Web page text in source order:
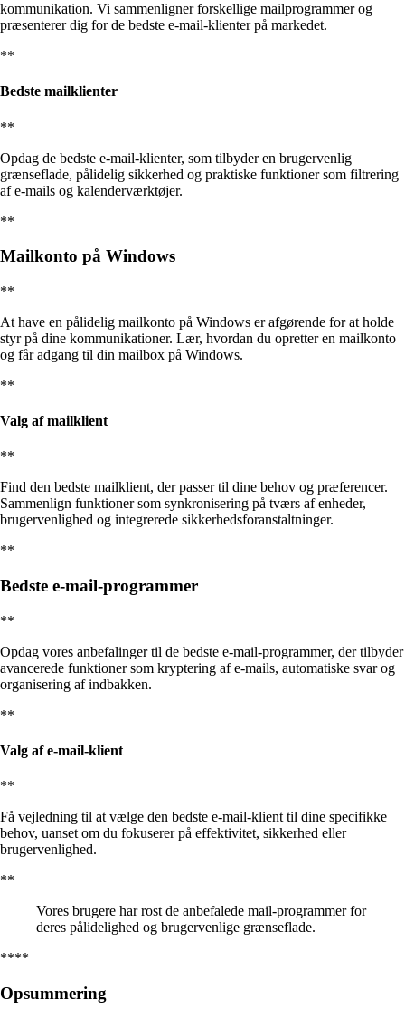
kommunikation. Vi sammenligner forskellige mailprogrammer og
præsenterer dig for de bedste e-mail-klienter på markedet.
**
Bedste mailklienter
**
Opdag de bedste e-mail-klienter, som tilbyder en brugervenlig
grænseflade, pålidelig sikkerhed og praktiske funktioner som filtrering
af e-mails og kalenderværktøjer.
**
Mailkonto på Windows
**
At have en pålidelig mailkonto på Windows er afgørende for at holde
styr på dine kommunikationer. Lær, hvordan du opretter en mailkonto
og får adgang til din mailbox på Windows.
**
Valg af mailklient
**
Find den bedste mailklient, der passer til dine behov og præferencer.
Sammenlign funktioner som synkronisering på tværs af enheder,
brugervenlighed og integrerede sikkerhedsforanstaltninger.
**
Bedste e-mail-programmer
**
Opdag vores anbefalinger til de bedste e-mail-programmer, der tilbyder
avancerede funktioner som kryptering af e-mails, automatiske svar og
organisering af indbakken.
**
Valg af e-mail-klient
**
Få vejledning til at vælge den bedste e-mail-klient til dine specifikke
behov, uanset om du fokuserer på effektivitet, sikkerhed eller
brugervenlighed.
**
Vores brugere har rost de anbefalede mail-programmer for
deres pålidelighed og brugervenlige grænseflade.
****
Opsummering